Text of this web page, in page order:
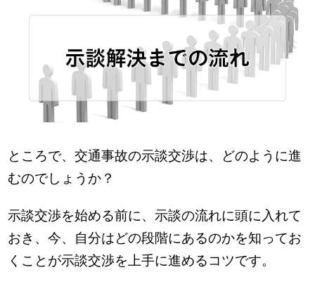
ところで、交通事故の示談交渉は、どのように進
むのでしょうか？
示談交渉を始める前に、示談の流れに頭に入れて
おき、今、自分はどの段階にあるのかを知ってお
くことが示談交渉を上手に進めるコツです。